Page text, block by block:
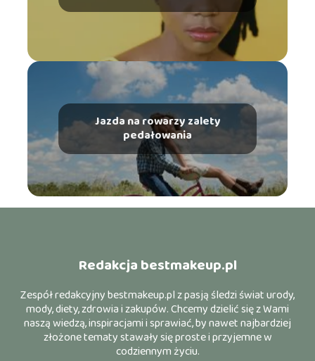
Jazda na rowarzy zalety
pedałowania
Redakcja bestmakeup.pl
Zespół redakcyjny bestmakeup.pl z pasją śledzi świat urody,
mody, diety, zdrowia i zakupów. Chcemy dzielić się z Wami
naszą wiedzą, inspiracjami i sprawiać, by nawet najbardziej
złożone tematy stawały się proste i przyjemne w
codziennym życiu.